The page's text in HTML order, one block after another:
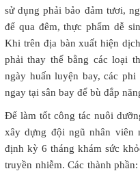
sử dụng phải bảo đảm tươi,
để qua đêm, thực phẩm dễ
Khi trên địa bàn xuất hiện
phải thay thế bằng các loại
ngày huấn luyện bay, các
ngay tại sân bay để bù đắp
Để làm tốt công tác nuôi
xây dựng đội ngũ nhân viên
định kỳ 6 tháng khám sức
truyền nhiễm. Các thành